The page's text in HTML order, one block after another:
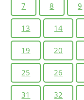
7 8 9
13 14
19 20
25 26
31 32